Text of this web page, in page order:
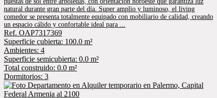
natural durante gran parte del día. Super amplio y luminoso, el living
comedor se presenta totalmente equipado con mobiliario de calidad, creando
un espacio cálido y confortable ideal para ...
Ref. OAP7317369
Superficie cubierta: 100.0 m²
Ambientes: 4
Superficie semicubierta: 0.0 m²
Total construido: 0.0 m²
Dormitorios: 3